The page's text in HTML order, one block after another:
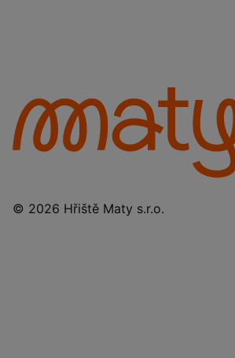
© 2026 Hřiště Maty s.r.o.